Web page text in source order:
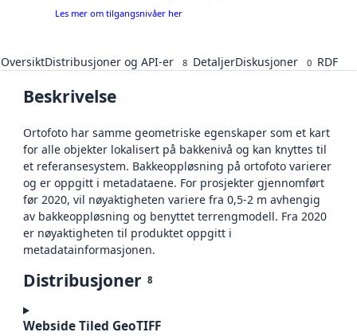
Les mer om tilgangsnivåer her
OversiktDistribusjoner og API-er 8 DetaljerDiskusjoner 0 RDF
Beskrivelse
Ortofoto har samme geometriske egenskaper som et kart
for alle objekter lokalisert på bakkenivå og kan knyttes til
et referansesystem. Bakkeoppløsning på ortofoto varierer
og er oppgitt i metadataene. For prosjekter gjennomført
før 2020, vil nøyaktigheten variere fra 0,5-2 m avhengig
av bakkeoppløsning og benyttet terrengmodell. Fra 2020
er nøyaktigheten til produktet oppgitt i
metadatainformasjonen.
Distribusjoner 8
Webside Tiled GeoTIFF